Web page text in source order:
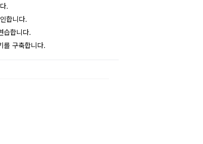
.
합니다.
습합니다.
를 구축합니다.